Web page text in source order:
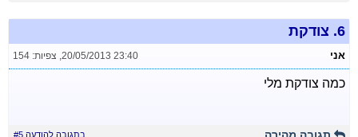
6. צודקת
אני 20/05/2013 23:40
, צפיות: 154
כמה צודקת מלי
בתגובה להודעה #5